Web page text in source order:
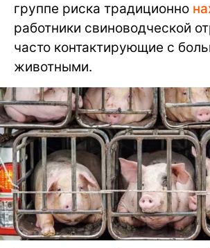
группе риска традиционно
работники свиноводческой
часто контактирующие с
животными.